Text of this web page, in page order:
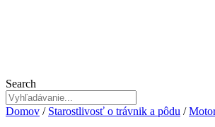
Search
Domov / Starostlivosť o trávnik a pôdu /